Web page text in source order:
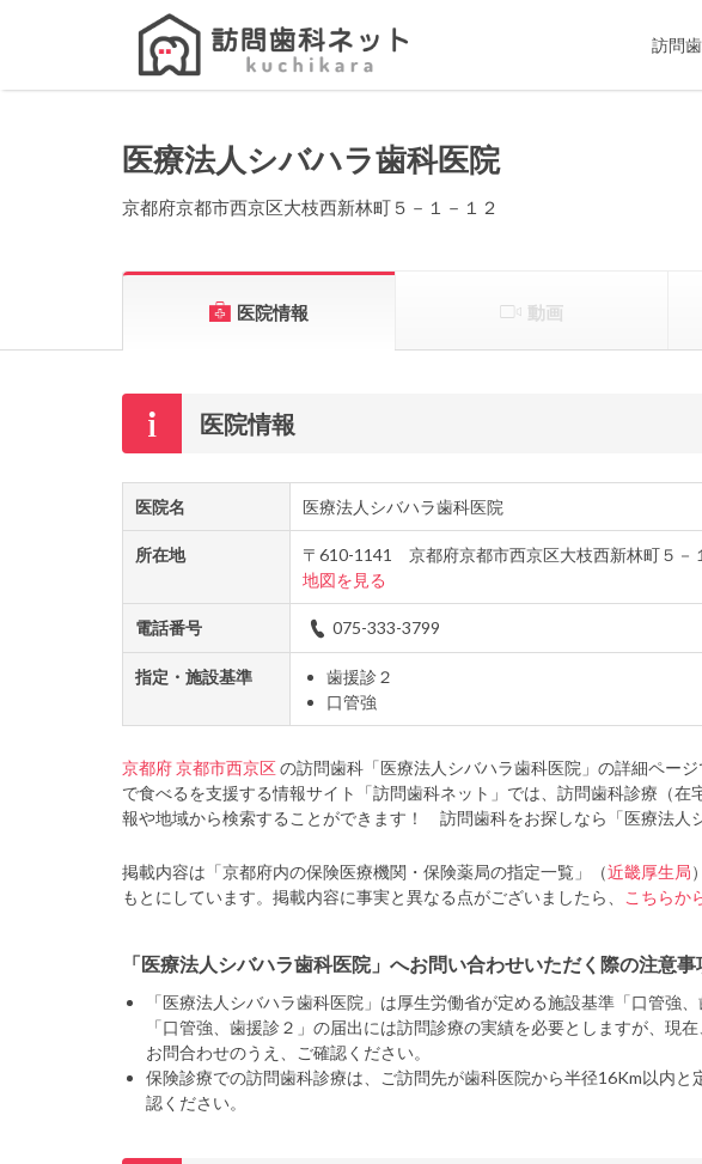
訪問
Search
医療法人シバハラ歯科医院
京都府京都市西京区大枝西新林町５－１－１２
医院情報 動画
医院情報
医院名 医療法人シバハラ歯科医院
所在地
〒610-1141 京都府京都市西京区大枝西新林町５－
地図を見る
電話番号 075-333-3799
指定・施設基準
歯援診２
口管強
京都府京都市西京区の訪問歯科「医療法人シバハラ歯科医院」の詳細ペー
で食べるを支援する情報サイト「訪問歯科ネット」では、訪問歯科診療（
報や地域から検索することができます！ 訪問歯科をお探しなら「医療法人
掲載内容は「京都府内の保険医療機関・保険薬局の指定一覧」（近畿厚生局
もとにしています。掲載内容に事実と異なる点がございましたら、
こちらか
「医療法人シバハラ歯科医院」へお問い合わせいただく際の注意事
「医療法人シバハラ歯科医院」は厚生労働省が定める施設基準「口管強
「口管強、歯援診２」の届出には訪問診療の実績を必要としますが、現
お問合わせのうえ、ご確認ください。
保険診療での訪問歯科診療は、ご訪問先が歯科医院から半径16Km以内
認ください。